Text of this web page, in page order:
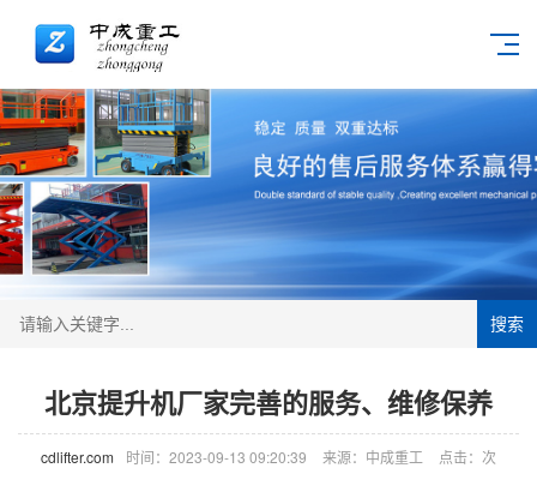
搜索
北京提升机厂家完善的服务、维修保养
cdlifter.com 时间：2023-09-13 09:20:39 来源：中成重工 点击： 次